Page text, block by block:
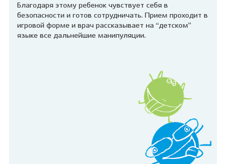
Благодаря этому ребенок чувствует себя в
безопасности и готов сотрудничать. Прием проходит в
игровой форме и врач рассказывает на “детском”
языке все дальнейшие манипуляции.